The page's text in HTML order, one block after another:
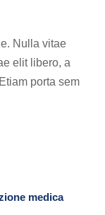
Nulla vitae
elit libero, a
porta sem
medica